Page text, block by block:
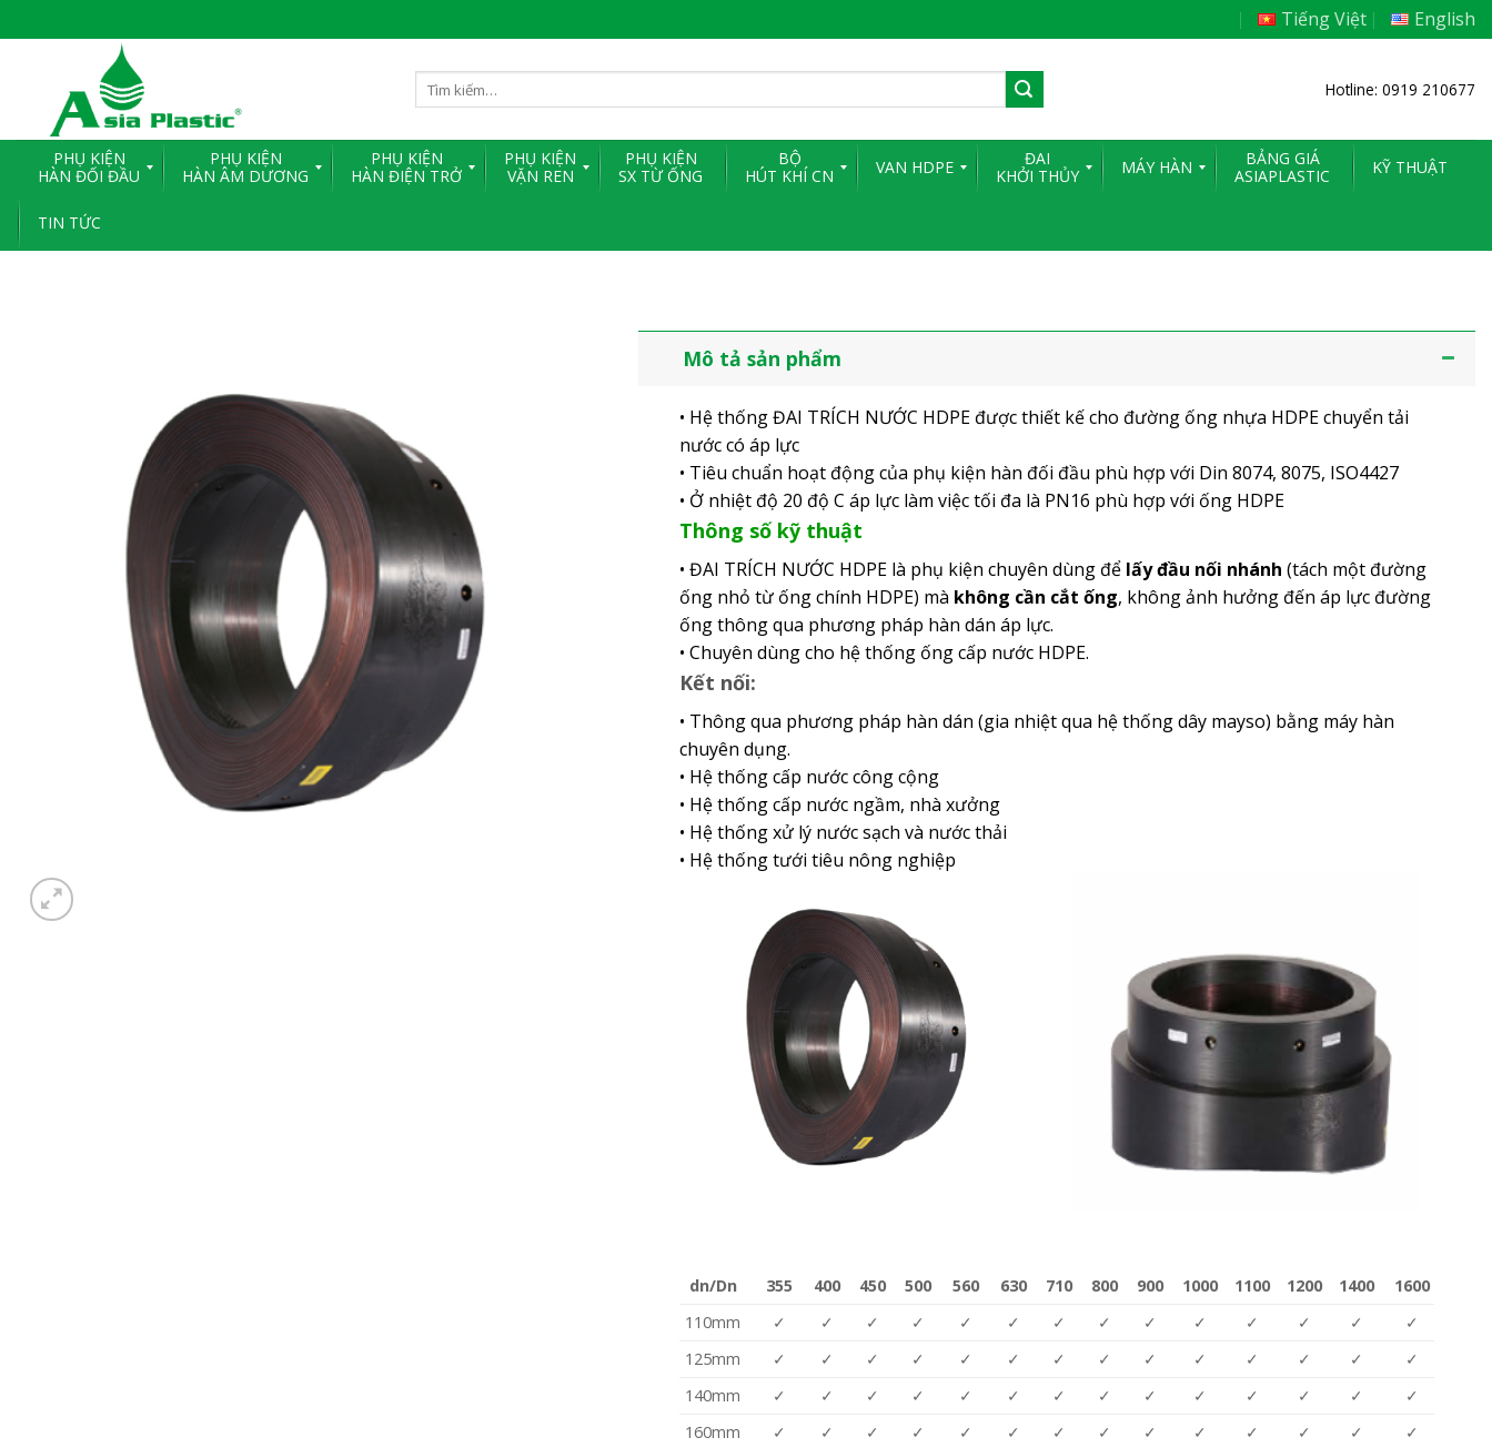
to
Tiếng Việt English
Hotline: 0919 210677
PHỤ KIỆN
HÀN ĐỐI ĐẦU
PHỤ KIỆN
HÀN ÂM DƯƠNG
PHỤ KIỆN
HÀN ĐIỆN TRỞ
PHỤ KIỆN
VẶN REN
PHỤ KIỆN
SX TỪ ỐNG
BỘ
HÚT KHÍ CN
VAN HDPE
ĐAI
KHỞI THỦY
MÁY HÀN
BẢNG GIÁ
ASIAPLASTIC
KỸ THUẬT
TIN TỨC
Mô tả sản phẩm
• Hệ thống ĐAI TRÍCH NƯỚC HDPE được thiết kế cho đường ống nhựa HDPE chuyển tải
nước có áp lực
• Tiêu chuẩn hoạt động của phụ kiện hàn đối đầu phù hợp với Din 8074, 8075, ISO4427
• Ở nhiệt độ 20 độ C áp lực làm việc tối đa là PN16 phù hợp với ống HDPE
Thông số kỹ thuật
• ĐAI TRÍCH NƯỚC HDPE là phụ kiện chuyên dùng để lấy đầu nối nhánh (tách một đường
ống nhỏ từ ống chính HDPE) mà không cần cắt ống, không ảnh hưởng đến áp lực đường
ống thông qua phương pháp hàn dán áp lực.
• Chuyên dùng cho hệ thống ống cấp nước HDPE.
Kết nối:
• Thông qua phương pháp hàn dán (gia nhiệt qua hệ thống dây mayso) bằng máy hàn
chuyên dụng.
• Hệ thống cấp nước công cộng
• Hệ thống cấp nước ngầm, nhà xưởng
• Hệ thống xử lý nước sạch và nước thải
• Hệ thống tưới tiêu nông nghiệp
dn/Dn 355 400 450 500 560 630 710 800 900 1000 1100 1200 1400
1600
110mm
✓ ✓ ✓ ✓ ✓ ✓ ✓ ✓ ✓ ✓ ✓ ✓ ✓
✓
125mm
✓ ✓ ✓ ✓ ✓ ✓ ✓ ✓ ✓ ✓ ✓ ✓ ✓
✓
140mm
✓ ✓ ✓ ✓ ✓ ✓ ✓ ✓ ✓ ✓ ✓ ✓ ✓
✓
160mm
✓ ✓ ✓ ✓ ✓ ✓ ✓ ✓ ✓ ✓ ✓ ✓ ✓
✓